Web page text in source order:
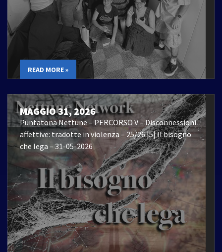
READ MORE »
MAGGIO 31, 2026
Puntatona Nettune – PERCORSO V – Disconnessioni
affettive: tradotte in violenza – 25/26 |5| Il bisogno
che lega – 31-05-2026